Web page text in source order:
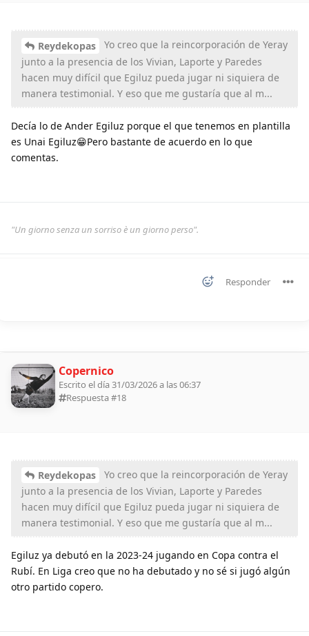
Reydekopas
Yo creo que la reincorporación de Yeray
junto a la presencia de los Vivian, Laporte y Paredes
hacen muy difícil que Egiluz pueda jugar ni siquiera de
manera testimonial. Y eso que me gustaría que al m...
Decía lo de Ander Egiluz porque el que tenemos en plantilla
es Unai Egiluz😁Pero bastante de acuerdo en lo que
comentas.
"Un giorno senza un sorriso è un giorno perso".
Responder
Copernico
Escrito el día 31/03/2026 a las 06:37
Respuesta #18
Reydekopas
Yo creo que la reincorporación de Yeray
junto a la presencia de los Vivian, Laporte y Paredes
hacen muy difícil que Egiluz pueda jugar ni siquiera de
manera testimonial. Y eso que me gustaría que al m...
Egiluz ya debutó en la 2023-24 jugando en Copa contra el
Rubí. En Liga creo que no ha debutado y no sé si jugó algún
otro partido copero.